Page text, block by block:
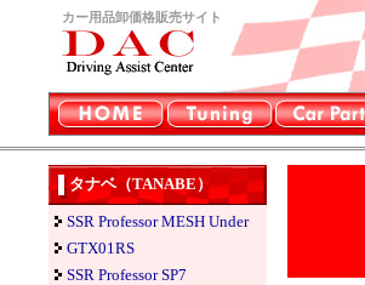
カー用品卸価格販売サイト
タナベ（TANABE）
SSR Professor MESH Under
GTX01RS
SSR Professor SP7